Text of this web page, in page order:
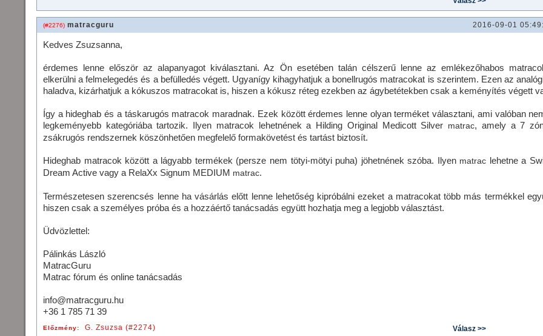
(#2276) matracguru 2016-09-01
Kedves Zsuzsanna,
érdemes lenne először az alapanyagot kiválasztani. Az Ön esetében talán célszerű lenne az emlékezőhabos
elkerülni a felmelegedés és a befülledés végett. Ugyanígy kihagyhatjuk a bonellrugós matracokat is szerintem. Ezen az
haladva, kizárhatjuk a kókuszos matracokat is, hiszen a kókusz réteg ezekben az ágybetétekben csak a keményítés végett
Így a hideghab és a táskarugós matracok maradnak. Ezek között érdemes lenne olyan terméket választani, ami valóban
legkeményebb kategóriába tartozik. Ilyen matracok lehetnének a Hilding Original Medicott Silver matrac, amely a 7
zsákrugós rendszernek köszönhetően megfelelő formakövetést és tartást biztosít.
Hideghab matracok között a lágyabb termékek (persze nem tötyi-mötyi puha) jöhetnének szóba. Ilyen matrac lehetne a
Dream Active vagy a RelaXx Signum MEDIUM matrac.
Természetesen szerencsés lenne ha vásárlás előtt lenne lehetőség kipróbálni ezeket a matracokat több más termékkel
hiszen csak a személyes próba és a hozzáértő tanácsadás együtt hozhatja meg a legjobb választást.
Üdvözlettel:
Pálinkás László
MatracGuru
Matrac fórum és online tanácsadás
info@matracguru.hu
+36 1 785 71 39
Előzmény: G. Zsuzsa (#2274)